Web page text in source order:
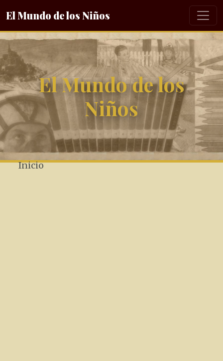
El Mundo de los Niños
El Mundo de los
Niños
Inicio